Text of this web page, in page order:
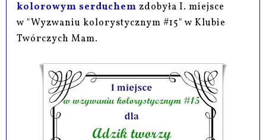
kolorowym serduchem zdobyła I. miejsce
w "Wyzwaniu kolorystycznym #15" w Klubie
Twórczych Mam.